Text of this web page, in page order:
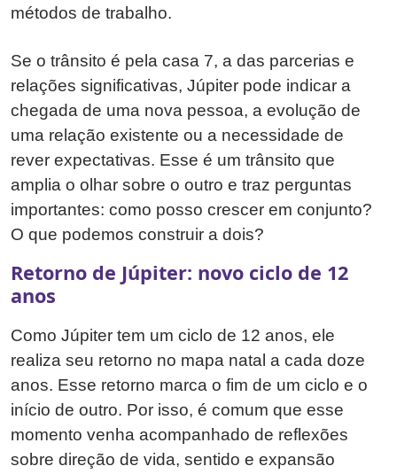
métodos de trabalho.
Se o trânsito é pela casa 7, a das parcerias e
relações significativas, Júpiter pode indicar a
chegada de uma nova pessoa, a evolução de
uma relação existente ou a necessidade de
rever expectativas. Esse é um trânsito que
amplia o olhar sobre o outro e traz perguntas
importantes: como posso crescer em conjunto?
O que podemos construir a dois?
Retorno de Júpiter: novo ciclo de 12
anos
Como Júpiter tem um ciclo de 12 anos, ele
realiza seu retorno no mapa natal a cada doze
anos. Esse retorno marca o fim de um ciclo e o
início de outro. Por isso, é comum que esse
momento venha acompanhado de reflexões
sobre direção de vida, sentido e expansão